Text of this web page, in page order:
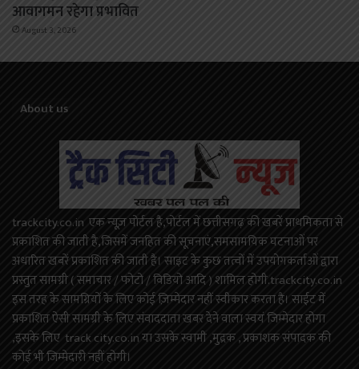
आवागमन रहेगा प्रभावित
August 3, 2026
About us
trackcity.co.in एक न्यूज़ पोर्टल है,पोर्टल में छत्तीसगढ़ की खबरें प्राथमिकता से
प्रकाशित की जाती है,जिसमें जनहित की सूचनाएं,समसामयिक घटनाओं पर
अधारित खबरें प्रकाशित की जाती है। साइट के कुछ तत्वों में उपयोगकर्ताओं द्वारा
प्रस्तुत सामग्री ( समाचार / फोटो / विडियो आदि ) शामिल होगी.trackcity.co.in
इस तरह के सामग्रियों के लिए कोई ज़िम्मेदार नहीं स्वीकार करता है। साईट में
प्रकाशित ऐसी सामग्री के लिए संवाददाता खबर देने वाला स्वयं जिम्मेदार होगा
,इसके लिए track city.co.in या उसके स्वामी ,मुद्रक , प्रकाशक संपादक की
कोई भी जिम्मेदारी नहीं होगी।